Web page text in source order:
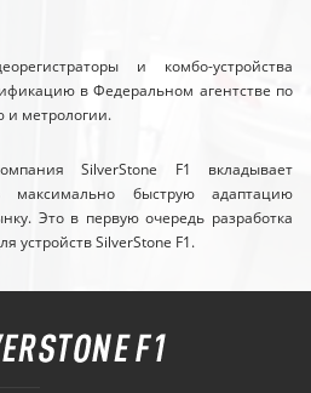
и комбо-устройства
в Федеральном агентстве по
и метрологии.
SilverStone F1 вкладывает
максимально быструю адаптацию
Это в первую очередь разработка
устройств SilverStone F1.